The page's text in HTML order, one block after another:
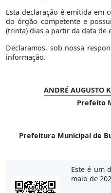
Esta declaração é emitida em
do órgão competente e
(trinta) dias a partir da data de
Declaramos, sob nossa
informação.
ANDRÉ AUGUSTO
Prefeito
Prefeitura Municipal de
Este é um
maio de